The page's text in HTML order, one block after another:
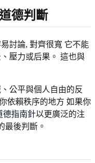
德判斷
討論, 對齊很寬 它不能
壓力或后果。 這也與
公平與個人自由的反
依賴秩序的地方 如果你
德指南針以更廣泛的注
最後判斷。